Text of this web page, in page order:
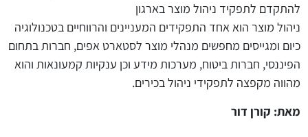
להתקדם לתפקיד ניהול מוצר בארגון
ניהול מוצר הוא אחד התפקידים המעניינים והרווחיים בטכנולוגיה
כיום ומגייסים מחפשים מנהלי מוצר לסטארט אפים, חברות בתחום
הפיננסי, חברות ביטוח, מערכות מידע וכן ענקיות קמעונאות והוא
מהווה מקפצה לתפקידי ניהול בכירים.
מאת: קורן דור